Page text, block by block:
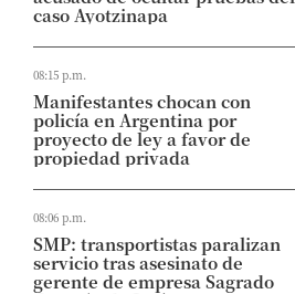
caso Ayotzinapa
08:15 p.m.
Manifestantes chocan con
policía en Argentina por
proyecto de ley a favor de
propiedad privada
08:06 p.m.
SMP: transportistas paralizan
servicio tras asesinato de
gerente de empresa Sagrado